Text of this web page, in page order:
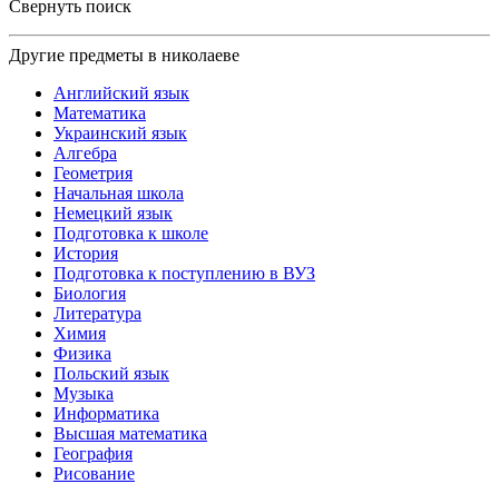
Свернуть поиск
Другие предметы в николаеве
Английский язык
Математика
Украинский язык
Алгебра
Геометрия
Начальная школа
Немецкий язык
Подготовка к школе
История
Подготовка к поступлению в ВУЗ
Биология
Литература
Химия
Физика
Польский язык
Музыка
Информатика
Высшая математика
География
Рисование